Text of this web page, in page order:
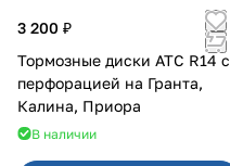
3 200 ₽
Тормозные диски АТС R14 с
перфорацией на Гранта,
Калина, Приора
В наличии